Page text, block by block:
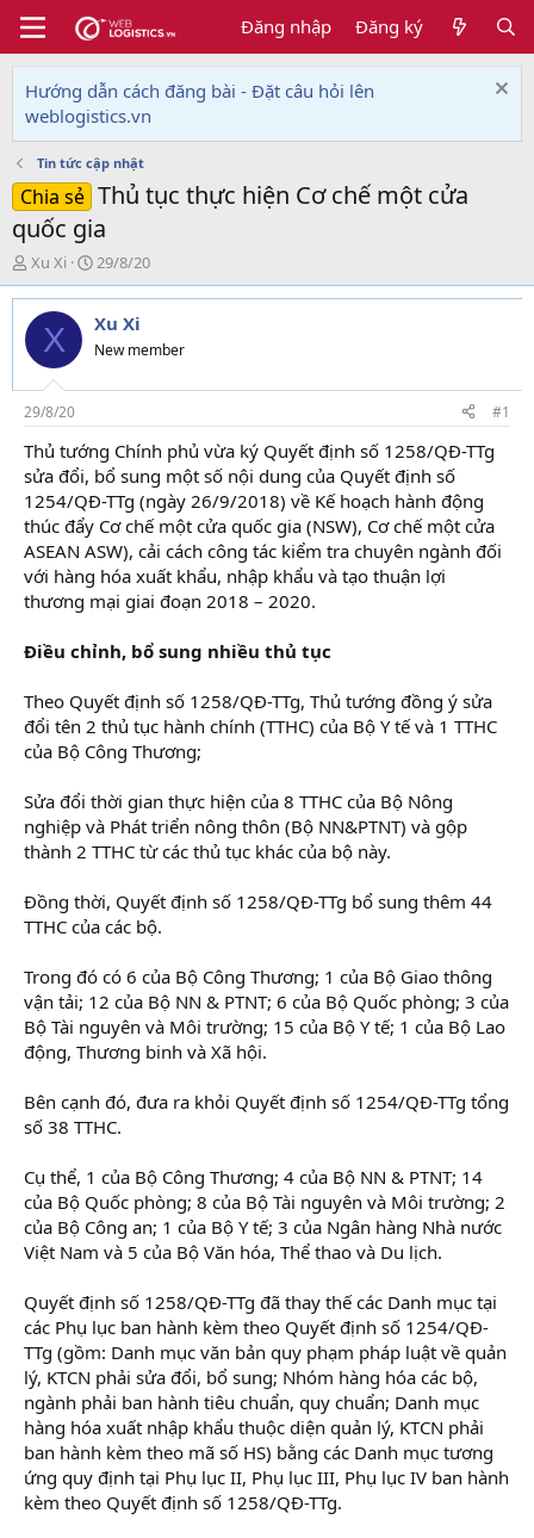
Đăng nhập Đăng ký
Hướng dẫn cách đăng bài - Đặt câu hỏi lên
weblogistics.vn
Tin tức cập nhật
Chia sẻ Thủ tục thực hiện Cơ chế một cửa
quốc gia
T
h
r
e
d
s
t
a
r
t
e
r
Xu Xi
N
g
à
y
g
i
29/8/20
X Xu Xi
New member
29/8/20 #1
Thủ tướng Chính phủ vừa ký Quyết định số 1258/QĐ-TTg
sửa đổi, bổ sung một số nội dung của Quyết định số
1254/QĐ-TTg (ngày 26/9/2018) về Kế hoạch hành động
thúc đẩy Cơ chế một cửa quốc gia (NSW), Cơ chế một cửa
ASEAN ASW), cải cách công tác kiểm tra chuyên ngành đối
với hàng hóa xuất khẩu, nhập khẩu và tạo thuận lợi
thương mại giai đoạn 2018 – 2020.
Điều chỉnh, bổ sung nhiều thủ tục
Theo Quyết định số 1258/QĐ-TTg, Thủ tướng đồng ý sửa
đổi tên 2 thủ tục hành chính (TTHC) của Bộ Y tế và 1 TTHC
của Bộ Công Thương;
Sửa đổi thời gian thực hiện của 8 TTHC của Bộ Nông
nghiệp và Phát triển nông thôn (Bộ NN&PTNT) và gộp
thành 2 TTHC từ các thủ tục khác của bộ này.
Đồng thời, Quyết định số 1258/QĐ-TTg bổ sung thêm 44
TTHC của các bộ.
Trong đó có 6 của Bộ Công Thương; 1 của Bộ Giao thông
vận tải; 12 của Bộ NN & PTNT; 6 của Bộ Quốc phòng; 3 của
Bộ Tài nguyên và Môi trường; 15 của Bộ Y tế; 1 của Bộ Lao
động, Thương binh và Xã hội.
Bên cạnh đó, đưa ra khỏi Quyết định số 1254/QĐ-TTg tổng
số 38 TTHC.
Cụ thể, 1 của Bộ Công Thương; 4 của Bộ NN & PTNT; 14
của Bộ Quốc phòng; 8 của Bộ Tài nguyên và Môi trường; 2
của Bộ Công an; 1 của Bộ Y tế; 3 của Ngân hàng Nhà nước
Việt Nam và 5 của Bộ Văn hóa, Thể thao và Du lịch.
Quyết định số 1258/QĐ-TTg đã thay thế các Danh mục tại
các Phụ lục ban hành kèm theo Quyết định số 1254/QĐ-
TTg (gồm: Danh mục văn bản quy phạm pháp luật về quản
lý, KTCN phải sửa đổi, bổ sung; Nhóm hàng hóa các bộ,
ngành phải ban hành tiêu chuẩn, quy chuẩn; Danh mục
hàng hóa xuất nhập khẩu thuộc diện quản lý, KTCN phải
ban hành kèm theo mã số HS) bằng các Danh mục tương
ứng quy định tại Phụ lục II, Phụ lục III, Phụ lục IV ban hành
kèm theo Quyết định số 1258/QĐ-TTg.